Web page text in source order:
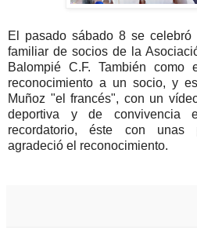
El pasado sábado 8 se celebró
familiar de socios de la
Balompié C.F. También
reconocimiento a un socio, y
Muñoz "el francés", con un
deportiva y de convivencia
recordatorio, éste con unas
agradeció el reconocimiento.